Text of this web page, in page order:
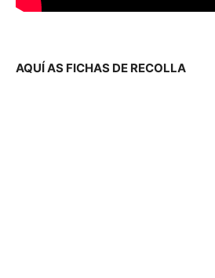
AQUÍ AS FICHAS DE RECOLLA